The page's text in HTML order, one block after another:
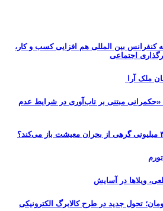
کنفرانس بین المللی هم افزایی کسب و کار،
اجتماعی
ملک آرا
«حکمرانی مبتنی بر تاب‌آوری در شرایط عدم
ویلاها در آسایش